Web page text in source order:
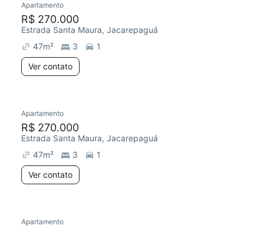
Chegou há 2 dias
Apartamento
R$ 270.000
Estrada Santa Maura, Jacarepaguá
47m² 3
1
Ver contato
Chegou este mês
Apartamento
R$ 270.000
Estrada Santa Maura, Jacarepaguá
47m² 3
1
Ver contato
Redecorar
Apartamento